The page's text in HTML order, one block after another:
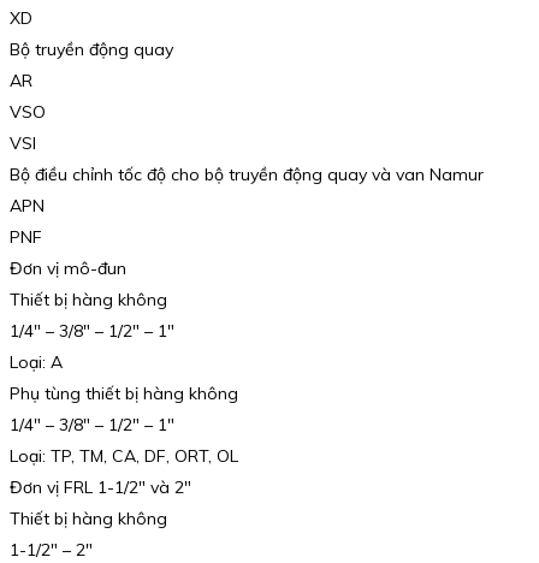
XD
Bộ truyền động quay
AR
VSO
VSI
Bộ điều chỉnh tốc độ cho bộ truyền động quay và van Namur
APN
PNF
Đơn vị mô-đun
Thiết bị hàng không
1/4″ – 3/8″ – 1/2″ – 1″
Loại: A
Phụ tùng thiết bị hàng không
1/4″ – 3/8″ – 1/2″ – 1″
Loại: TP, TM, CA, DF, ORT, OL
Đơn vị FRL 1-1/2″ và 2″
Thiết bị hàng không
1-1/2″ – 2″